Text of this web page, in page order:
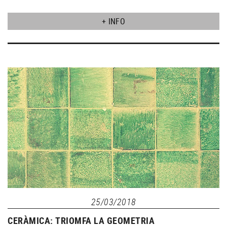
+ INFO
25/03/2018
CERÀMICA: TRIOMFA LA GEOMETRIA